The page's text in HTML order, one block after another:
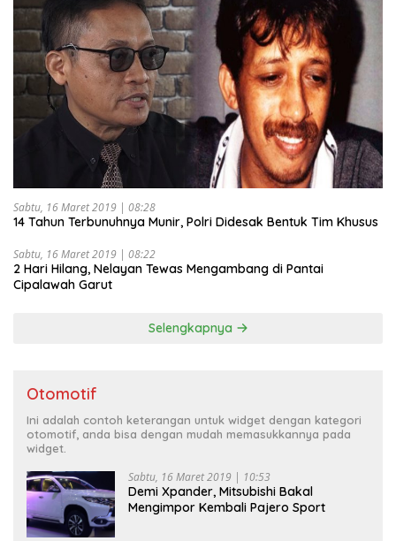
Sabtu, 16 Maret 2019 | 08:28
14 Tahun Terbunuhnya Munir, Polri Didesak Bentuk Tim Khusus
Sabtu, 16 Maret 2019 | 08:22
2 Hari Hilang, Nelayan Tewas Mengambang di Pantai
Cipalawah Garut
Selengkapnya
Otomotif
Ini adalah contoh keterangan untuk widget dengan kategori
otomotif, anda bisa dengan mudah memasukkannya pada
widget.
Sabtu, 16 Maret 2019 | 10:53
Demi Xpander, Mitsubishi Bakal
Mengimpor Kembali Pajero Sport